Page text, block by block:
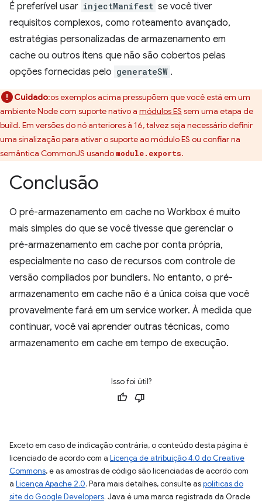
É preferível usar injectManifest se você tiver
requisitos complexos, como roteamento avançado,
estratégias personalizadas de armazenamento em
cache ou outros itens que não são cobertos pelas
opções fornecidas pelo generateSW .
Cuidado:os exemplos acima pressupõem que você está em um
ambiente Node com suporte nativo a módulos ES sem uma etapa de
build. Em versões do nó anteriores à 16, talvez seja necessário definir
uma sinalização para ativar o suporte ao módulo ES ou confiar na
semântica CommonJS usando module.exports.
Conclusão
O pré-armazenamento em cache no Workbox é muito
mais simples do que se você tivesse que gerenciar o
pré-armazenamento em cache por conta própria,
especialmente no caso de recursos com controle de
versão compilados por bundlers. No entanto, o pré-
armazenamento em cache não é a única coisa que você
provavelmente fará em um service worker. À medida que
continuar, você vai aprender outras técnicas, como
armazenamento em cache em tempo de execução.
Isso foi útil?
Exceto em caso de indicação contrária, o conteúdo desta página é
licenciado de acordo com a Licença de atribuição 4.0 do Creative
Commons, e as amostras de código são licenciadas de acordo com
a Licença Apache 2.0. Para mais detalhes, consulte aspolíticas do
site do Google Developers. Java é uma marca registrada da Oracle